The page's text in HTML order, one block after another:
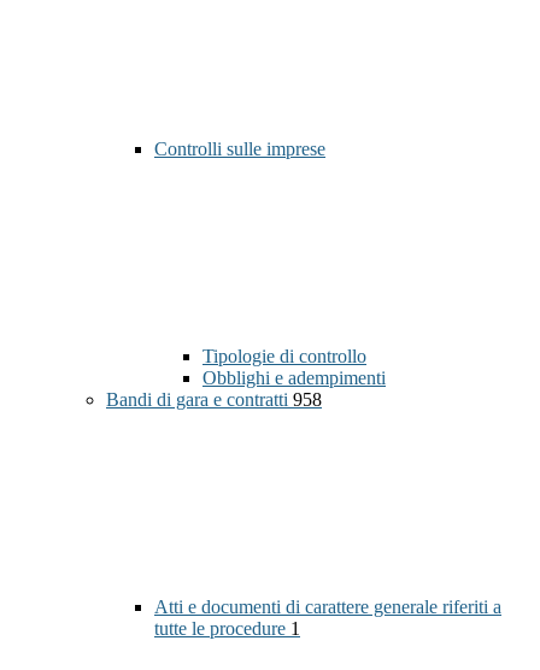
Controlli sulle imprese
Tipologie di controllo
Obblighi e adempimenti
Bandi di gara e contratti 958
Atti e documenti di carattere generale riferiti a
tutte le procedure 1